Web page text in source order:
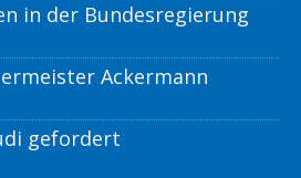
in der Bundesregierung
Ackermann
gefordert